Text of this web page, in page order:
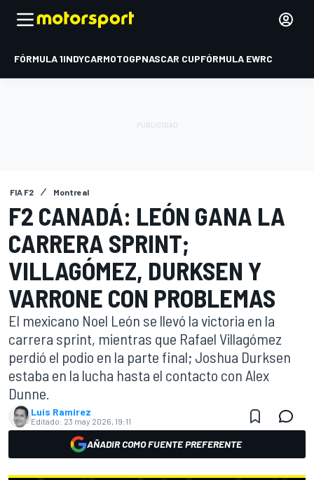
FÓRMULA 1INDYCARMOTOGPNASCAR CUPFÓRMULA EWRC
FIA F2 Montreal
F2 CANADÁ: LEÓN GANA LA
CARRERA SPRINT;
VILLAGÓMEZ, DURKSEN Y
VARRONE CON PROBLEMAS
El mexicano Noel León se llevó la victoria en la
carrera sprint, mientras que Rafael Villagómez
perdió el podio en la parte final; Joshua Durksen
estaba en la lucha hasta el contacto con Alex
Dunne.
Luis Ramírez
Editado: 23 may 2026, 19:11
AÑADIR COMO FUENTE PREFERENTE